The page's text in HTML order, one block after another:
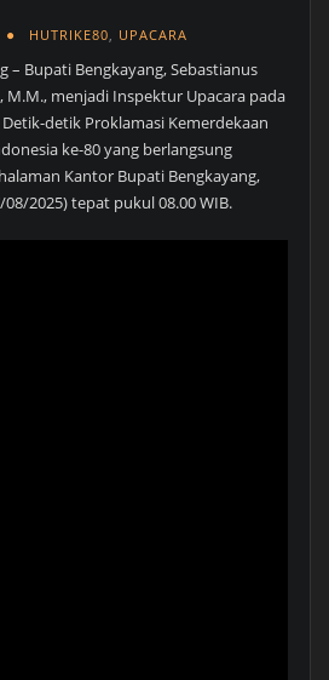
HUTRIKE80, UPACARA
– Bupati Bengkayang, Sebastianus
M.M., menjadi Inspektur Upacara pada
detik Proklamasi Kemerdekaan
ke-80 yang berlangsung
Kantor Bupati Bengkayang,
2025) tepat pukul 08.00 WIB.